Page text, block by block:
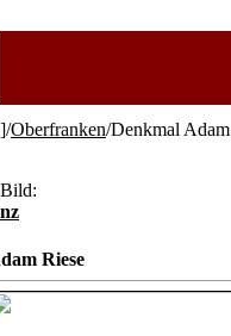
/Oberfranken/Denkmal
Riese